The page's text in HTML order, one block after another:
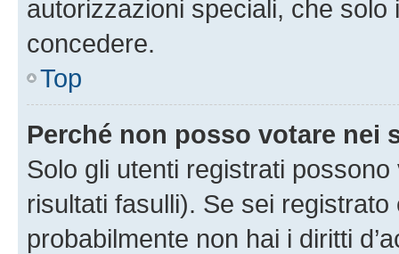
autorizzazioni speciali, che solo
concedere.
Top
Perché non posso votare nei
Solo gli utenti registrati
risultati fasulli). Se sei
probabilmente non hai i diritti